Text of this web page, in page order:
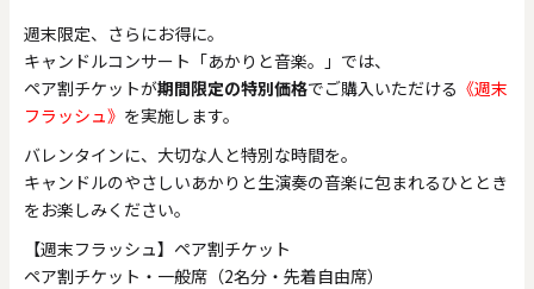
週末限定、さらにお得に。
キャンドルコンサート「あかりと音楽。」では、
ペア割チケットが期間限定の特別価格でご購入いただける 《週末
フラッシュ》 を実施します。
バレンタインに、大切な人と特別な時間を。
キャンドルのやさしいあかりと生演奏の音楽に包まれるひととき
をお楽しみください。
【週末フラッシュ】ペア割チケット
ペア割チケット・一般席（2名分・先着自由席）